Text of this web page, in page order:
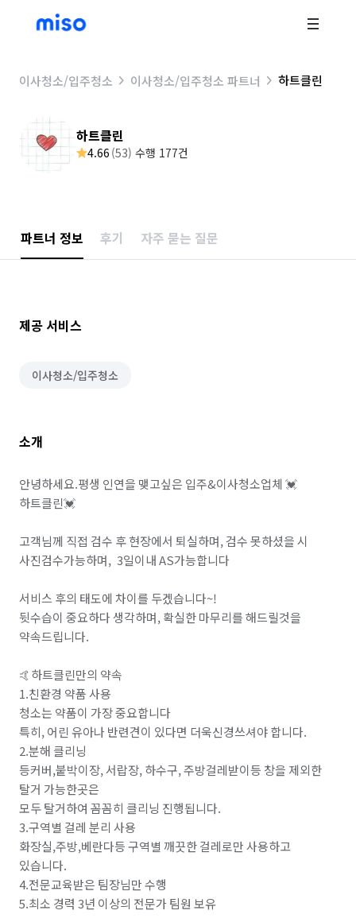
이사청소/입주청소 이사청소/입주청소 파트너 하트클린
하트클린
4.66 (53) 수행 177건
파트너 정보 후기 자주 묻는 질문
제공 서비스
이사청소/입주청소
소개
안녕하세요.평생 인연을 맺고싶은 입주&이사청소업체 💓
하트클린💓
고객님께 직접 검수 후 현장에서 퇴실하며, 검수 못하셨을 시
사진검수가능하며,  3일이내 AS가능합니다
서비스 후의 태도에 차이를 두겠습니다~!
뒷수습이 중요하다 생각하며, 확실한 마무리를 해드릴것을
약속드립니다.
🤙하트클린만의 약속
1.친환경 약품 사용
청소는 약품이 가장 중요합니다
특히, 어린 유아나 반련견이 있다면 더욱신경쓰셔야 합니다.
2.분해 클리닝
등커버,붙박이장, 서랍장, 하수구, 주방걸레받이등 창을 제외한
탈거 가능한곳은
모두 탈거하여 꼼꼼히 클리닝 진행됩니다.
3.구역별 걸레 분리 사용
화장실,주방,베란다등 구역별 깨끗한 걸레로만 사용하고
있습니다.
4.전문교육받은 팀장님만 수행
5.최소 경력 3년 이상의 전문가 팀원 보유